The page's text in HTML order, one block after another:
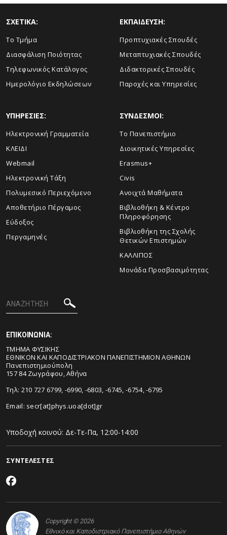
ΣΧΕΤΙΚΑ:
Το Τμήμα
Διασφάλιση Ποιότητας
Τηλεφωνικός Κατάλογος
Ημερολόγιο Εκδηλώσεων
ΕΚΠΑΙΔΕΥΣΗ:
Προπτυχιακές Σπουδές
Μεταπτυχιακές Σπουδές
Διδακτορικές Σπουδές
Παροχές και Υπηρεσίες
ΥΠΗΡΕΣΙΕΣ:
Ηλεκτρονική Γραμματεία
ΚΛΕΙΔΙ
Webmail
Ηλεκτρονική Τάξη
Πολυμεσικό Περιεχόμενο
Αποθετήριο Πέργαμος
Εύδοξος
Περγαμηνές
ΣΥΝΔΕΣΜΟΙ:
Το Πανεπιστήμιο
Διοικητικές Υπηρεσίες
Erasmus+
Civis
Ανοιχτά Μαθήματα
Βιβλιοθήκη & Κέντρο
Πληροφόρησης
Βιβλιοθήκη της Σχολής
Θετικών Επιστημών
ΚΑΛΛΙΠΟΣ
Μονάδα Προσβασιμότητας
ΕΠΙΚΟΙΝΩΝΙΑ:
ΤΜΗΜΑ ΦΥΣΙΚΗΣ
ΕΘΝΙΚΟΝ ΚΑΙ ΚΑΠΟΔΙΣΤΡΙΑΚΟΝ ΠΑΝΕΠΙΣΤΗΜΙΟΝ ΑΘΗΝΩΝ
Πανεπιστημιούπολη
157 84 Ζωγράφου, Αθήνα
Τηλ: 210 727 6799, -6990, -6803, -6745, -6754, -6795
Email: secr[at]phys.uoa[dot]gr
Υποδοχή κοινού: Δε-Τε-Πα, 12:00-14:00
ΣΥΝΤΕΛΕΣΤΕΣ
Copyright © 2026
Εθνικό και Καποδιστριακό Πανεπιστήμιο Αθηνών